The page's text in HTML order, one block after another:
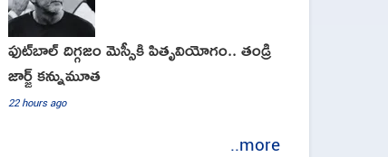
ఫుట్‌బాల్ దిగ్గజం మెస్సీకి పితృవియోగం.. తండ్రి
జార్జ్ కన్నుమూత
22 hours ago
..more